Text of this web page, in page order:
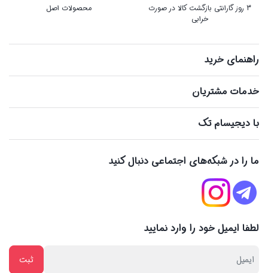
3 روز گارانتی بازگشت کالا در صورت
خرابی
محصولات اصل
راهنمای خرید
خدمات مشتریان
با دیجیسام تک
ما را در شبکه‌های اجتماعی دنبال کنید
لطفا ایمیل خود را وارد نمایید